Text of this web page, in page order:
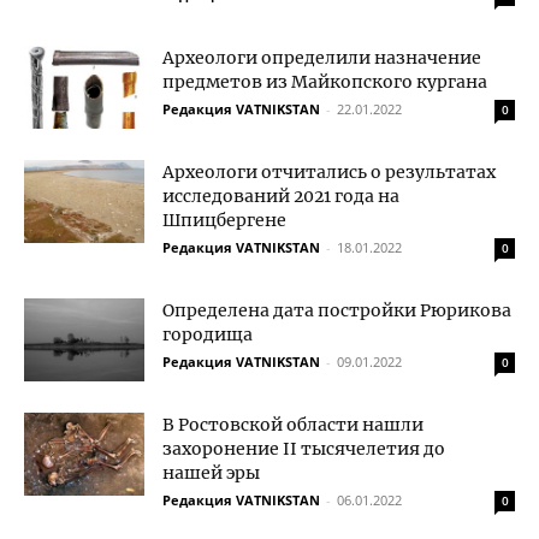
Археологи определили назначение
предметов из Майкопского кургана
Редакция VATNIKSTAN - 22.01.2022 0
Археологи отчитались о результатах
исследований 2021 года на
Шпицбергене
Редакция VATNIKSTAN - 18.01.2022 0
Определена дата постройки Рюрикова
городища
Редакция VATNIKSTAN - 09.01.2022 0
В Ростовской области нашли
захоронение II тысячелетия до
нашей эры
Редакция VATNIKSTAN - 06.01.2022 0